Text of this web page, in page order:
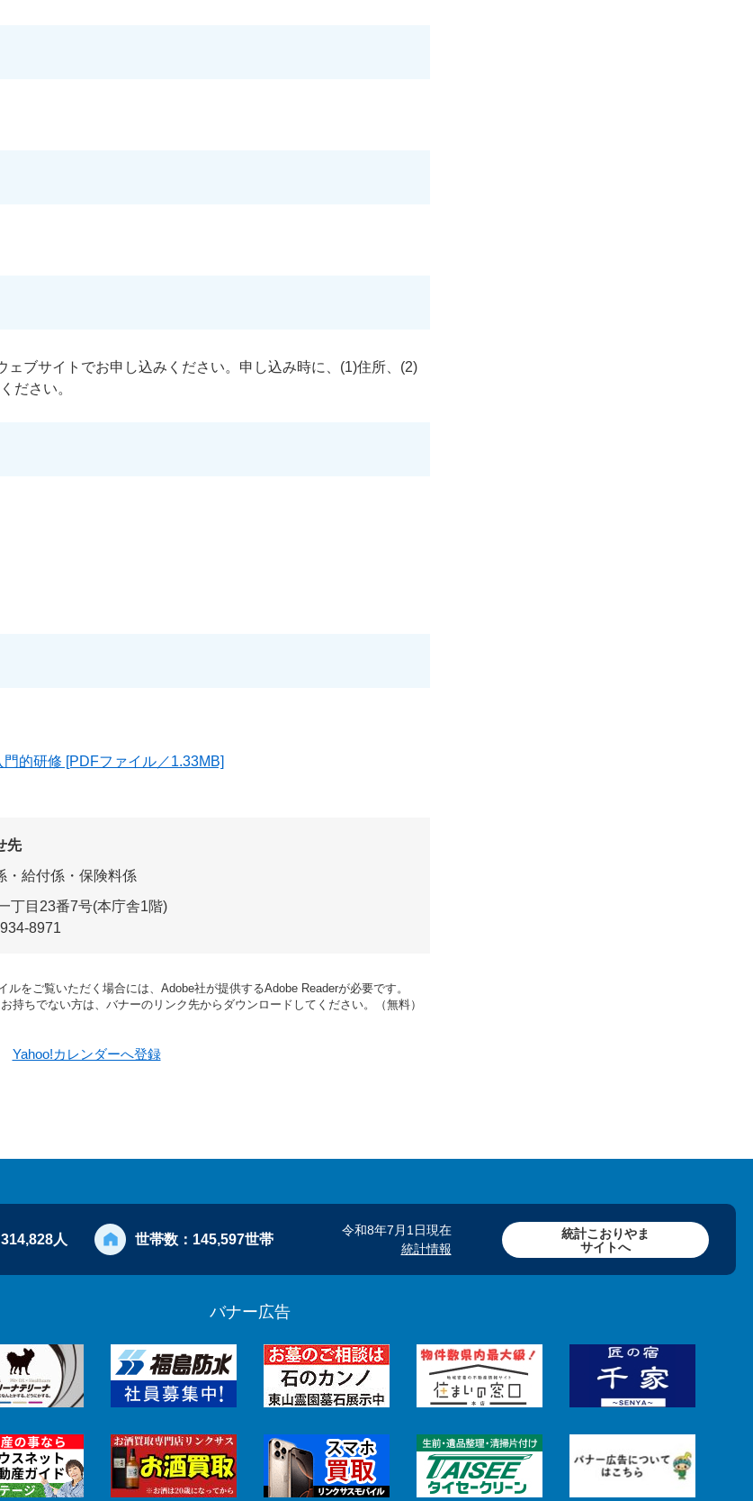
ェブサイトでお申し込みください。申し込み時に、(1)住所、(2)
ださい。
的研修 [PDFファイル／1.33MB]
先
・給付係・保険料係
丁目23番7号(本庁舎1階)
8971
ルをご覧いただく場合には、Adobe社が提供するAdobe Readerが必要です。
持ちでない方は、バナーのリンク先からダウンロードしてください。（無料）
Yahoo!カレンダーへ登録
314,828人 世帯数： 145,597世帯
令和8年7月1日現在
統計情報
統計こおりやま
サイトへ
バナー広告